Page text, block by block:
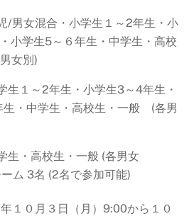
女混合・小学生１～2年生・小
小学生5～６年生・中学生・高校
女別)
１～2年生・小学生3～4年生・
生・中学生・高校生・一般 (各男
・高校生・一般 (各男女
ム 3名 (2名で参加可能)
１０月３日（月）9:00から１０